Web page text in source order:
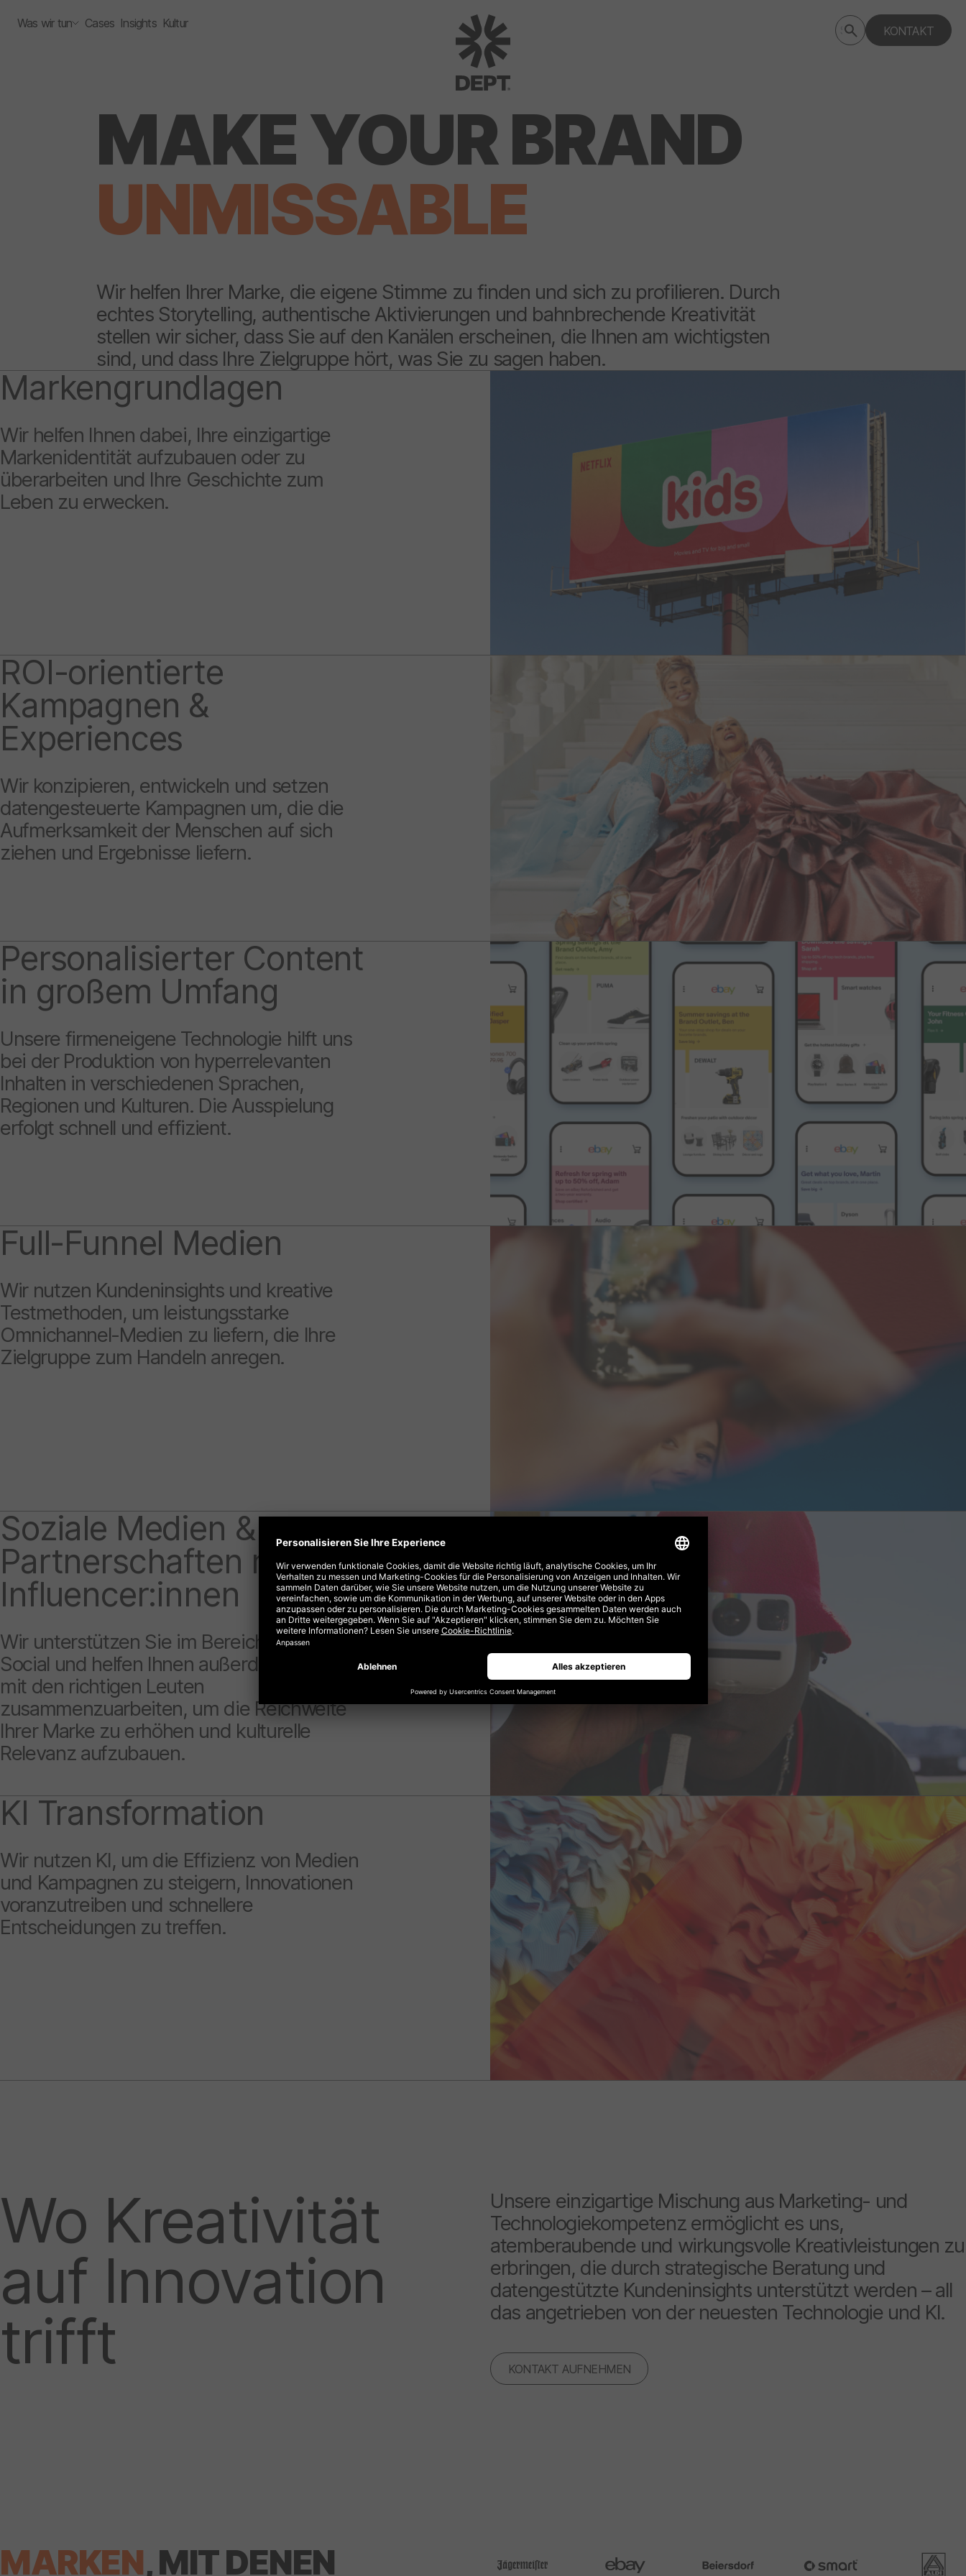
Was wir tun Cases Insights Kultur
Search
deptagency.com
Submit
search
KONTAKT
MAKE YOUR BRAND
UNMISSABLE
Wir helfen Ihrer Marke, die eigene Stimme zu finden und sich zu profilieren. Durch
echtes Storytelling, authentische Aktivierungen und bahnbrechende Kreativität
stellen wir sicher, dass Sie auf den Kanälen erscheinen, die Ihnen am wichtigsten
sind, und dass Ihre Zielgruppe hört, was Sie zu sagen haben.
Markengrundlagen
Wir helfen Ihnen dabei, Ihre einzigartige
Markenidentität aufzubauen oder zu
überarbeiten und Ihre Geschichte zum
Leben zu erwecken.
ROI-orientierte
Kampagnen &
Experiences
Wir konzipieren, entwickeln und setzen
datengesteuerte Kampagnen um, die die
Aufmerksamkeit der Menschen auf sich
ziehen und Ergebnisse liefern.
Personalisierter Content
in großem Umfang
Unsere firmeneigene Technologie hilft uns
bei der Produktion von hyperrelevanten
Inhalten in verschiedenen Sprachen,
Regionen und Kulturen. Die Ausspielung
erfolgt schnell und effizient.
Full-Funnel Medien
Wir nutzen Kundeninsights und kreative
Testmethoden, um leistungsstarke
Omnichannel-Medien zu liefern, die Ihre
Zielgruppe zum Handeln anregen.
Soziale Medien &
Partnerschaften mit
Influencer:innen
Wir unterstützen Sie im Bereich Organic
Social und helfen Ihnen außerdem dabei,
mit den richtigen Leuten
zusammenzuarbeiten, um die Reichweite
Ihrer Marke zu erhöhen und kulturelle
Relevanz aufzubauen.
KI Transformation
Wir nutzen KI, um die Effizienz von Medien
und Kampagnen zu steigern, Innovationen
voranzutreiben und schnellere
Entscheidungen zu treffen.
Wo Kreativität
auf Innovation
trifft
Unsere einzigartige Mischung aus Marketing- und
Technologiekompetenz ermöglicht es uns,
atemberaubende und wirkungsvolle Kreativleistungen zu
erbringen, die durch strategische Beratung und
datengestützte Kundeninsights unterstützt werden – all
das angetrieben von der neuesten Technologie und KI.
KONTAKT AUFNEHMEN
MARKEN, MIT DENEN